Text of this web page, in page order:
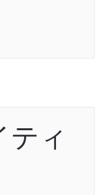
ィ